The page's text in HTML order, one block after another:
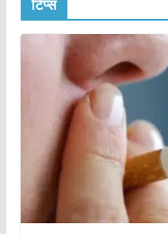
टिप्स